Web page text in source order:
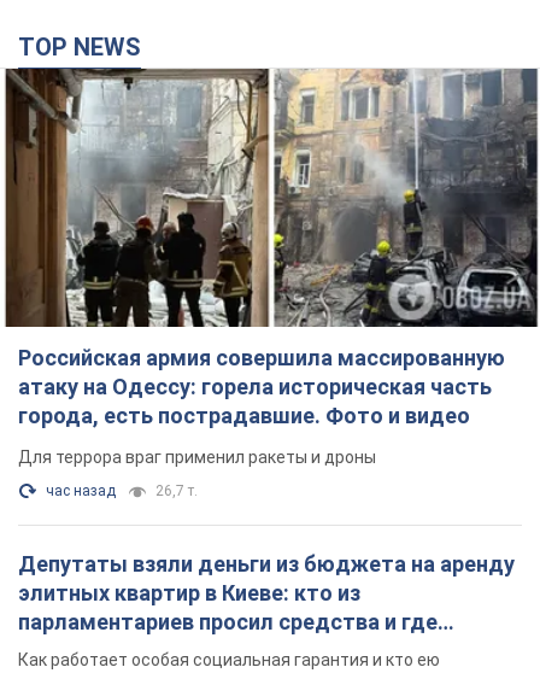
Российская армия совершила массированную
атаку на Одессу: горела историческая часть
города, есть пострадавшие. Фото и видео
Для террора враг применил ракеты и дроны
час назад 26,7 т.
Депутаты взяли деньги из бюджета на аренду
элитных квартир в Киеве: кто из
парламентариев просил средства и где
Как работает особая социальная гарантия и кто ею
пользуется
3 часа назад 48,8 т.
Российская армия обстреляла два соседних
многоэтажных дома в Харькове: двое
погибших, более 20 пострадавших
Враг умышленно бьет по жилым домам
19 минут назад 2,7 т.